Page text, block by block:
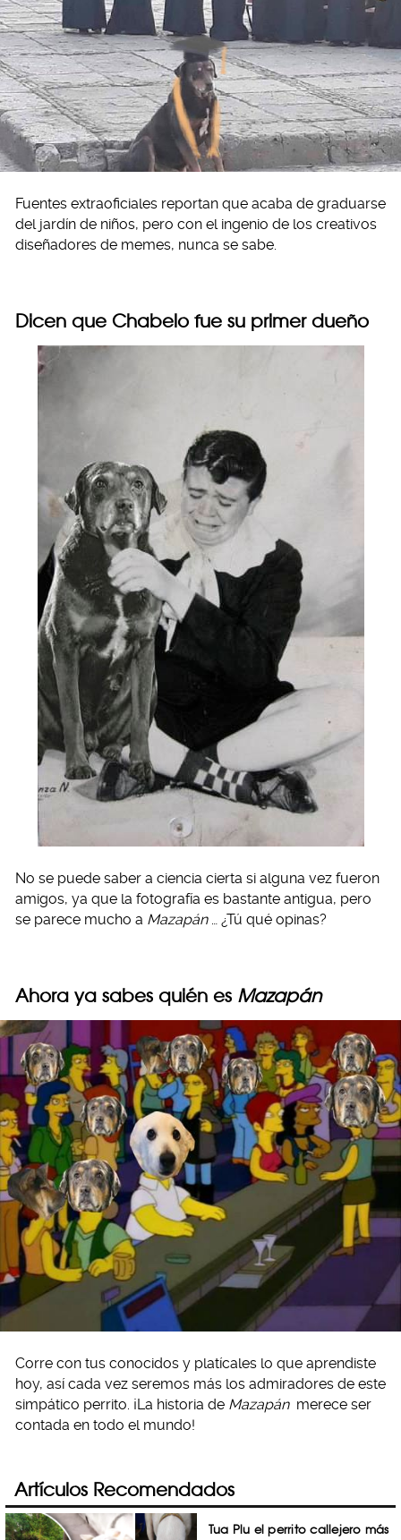
Fuentes extraoficiales reportan que acaba de graduarse
del jardín de niños, pero con el ingenio de los creativos
diseñadores de memes, nunca se sabe.
Dicen que Chabelo fue su primer dueño
No se puede saber a ciencia cierta si alguna vez fueron
amigos, ya que la fotografía es bastante antigua, pero
se parece mucho a Mazapán … ¿Tú qué opinas?
Ahora ya sabes quién es Mazapán
Corre con tus conocidos y platícales lo que aprendiste
hoy, así cada vez seremos más los admiradores de este
simpático perrito. ¡La historia de Mazapán merece ser
contada en todo el mundo!
Artículos Recomendados
Tua Plu el perrito callejero más